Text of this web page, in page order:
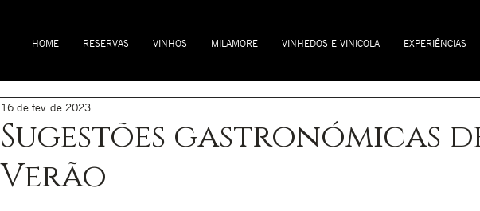
HOME RESERVAS VINHOS MILAMORE VINHEDOS E VINICOLA EXPERIÊNCIAS
Sugestões gastronómicas
Verão
16 de fev. de 2023